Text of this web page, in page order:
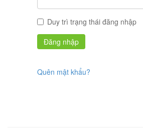
Duy trì trạng thái đăng nhập
Quên mật khẩu?